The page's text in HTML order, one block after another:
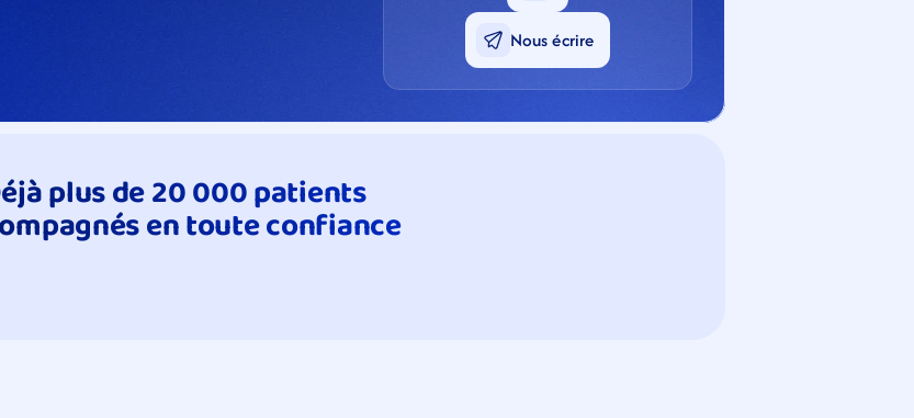
Nous écrire
plus de 20 000 patients
en toute confiance